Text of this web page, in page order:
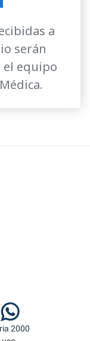
a
serán
el equipo
2000